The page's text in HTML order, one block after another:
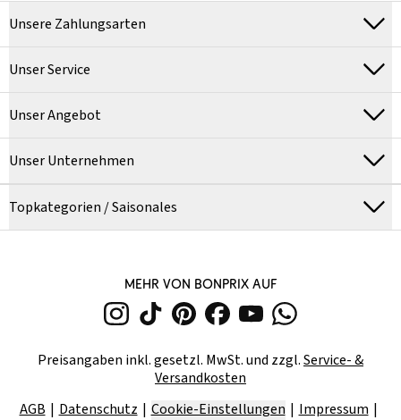
Unsere Zahlungsarten
Unser Service
Unser Angebot
Unser Unternehmen
Topkategorien / Saisonales
MEHR VON BONPRIX AUF
Preisangaben inkl. gesetzl. MwSt. und zzgl.Service- &
Versandkosten
AGB
Datenschutz Cookie-Einstellungen Impressum